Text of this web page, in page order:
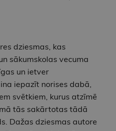
dziesmas, kas
sākumskolas vecuma
un ietver
iepazīt norises dabā,
svētkiem, kurus atzīmē
tās sakārtotas tādā
Dažas dziesmas autore